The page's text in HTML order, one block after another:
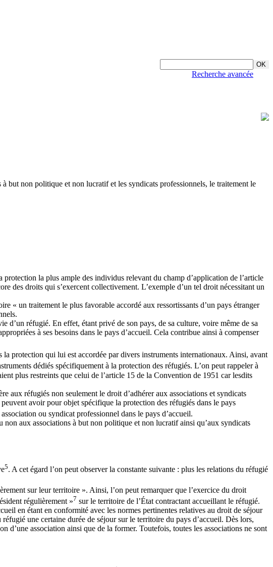
Recherche avancée
but non politique et non lucratif et les syndicats professionnels, le traitement le
la plus ample des individus relevant du champ d’application de l’article
des droits qui s’exercent collectivement. L’exemple d’un tel droit nécessitant un
« un traitement le plus favorable accordé aux ressortissants d’un pays étranger
d’un réfugié. En effet, étant privé de son pays, de sa culture, voire même de sa
à ses besoins dans le pays d’accueil. Cela contribue ainsi à compenser
protection qui lui est accordée par divers instruments internationaux. Ainsi, avant
dédiés spécifiquement à la protection des réfugiés. L’on peut rappeler à
plus restreints que celui de l’article 15 de la Convention de 1951 car lesdits
réfugiés non seulement le droit d’adhérer aux associations et syndicats
avoir pour objet spécifique la protection des réfugiés dans le pays
ou syndicat professionnel dans le pays d’accueil.
aux associations à but non politique et non lucratif ainsi qu’aux syndicats
5. A cet égard l’on peut observer la constante suivante : plus les relations du réfugié
sur leur territoire ». Ainsi, l’on peut remarquer que l’exercice du droit
régulièrement »7 sur le territoire de l’État contractant accueillant le réfugié.
en étant en conformité avec les normes pertinentes relatives au droit de séjour
une certaine durée de séjour sur le territoire du pays d’accueil. Dès lors,
d’une association ainsi que de la former. Toutefois, toutes les associations ne sont